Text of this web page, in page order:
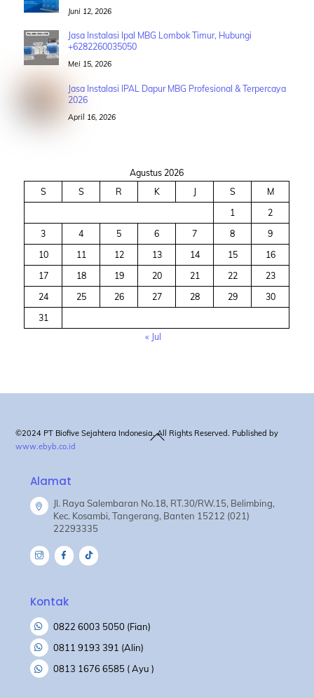
Juni 12, 2026
Jasa Instalasi Ipal MBG Lombok Timur, Hubungi
+6282260035050
Mei 15, 2026
Jasa Instalasi IPAL Dapur MBG Profesional & Terpercaya
2026
April 16, 2026
Agustus 2026
S
S R K S
M
1
2
3
4 5 6 7 8
9
10
11 12 13 14 15
16
17
18 19 20 21 22
23
24
25 26 27 28 29
30
31
« Jul
Back
©2024 PT Biofive Sejahtera Indonesia. All Rights Reserved. Published by
www.ebyb.co.id
Alamat
Jl. Raya Salembaran No.18, RT.30/RW.15, Belimbing,
Kec. Kosambi, Tangerang, Banten 15212 (021)
22293335
Kontak
0822 6003 5050 (Fian)
0811 9193 391 (Alin)
0813 1676 6585 ( Ayu )